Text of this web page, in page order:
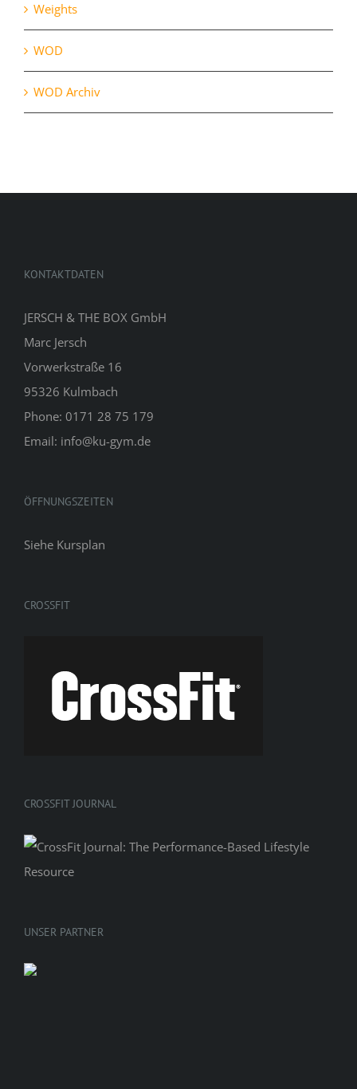
Weights
WOD
WOD Archiv
KONTAKTDATEN
JERSCH & THE BOX GmbH
Marc Jersch
Vorwerkstraße 16
95326 Kulmbach
Phone: 0171 28 75 179
Email: info@ku-gym.de
ÖFFNUNGSZEITEN
Siehe Kursplan
CROSSFIT
CROSSFIT JOURNAL
UNSER PARTNER